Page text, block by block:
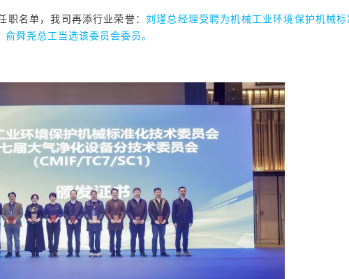
职名单，我司再添行业荣誉： 刘瑾总经理受聘为机械工业环境保护机械标
舜尧总工当选该委员会委员。